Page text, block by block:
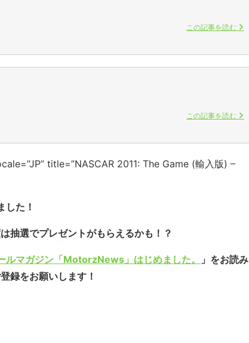
この記事を読む
この記事を読む
title=”NASCAR 2011: The Game (輸入版) –
た！
抽選でプレゼントがもらえるかも！？
ルマガジン「MotorzNews」はじめました。
」をお読み
録をお願いします！